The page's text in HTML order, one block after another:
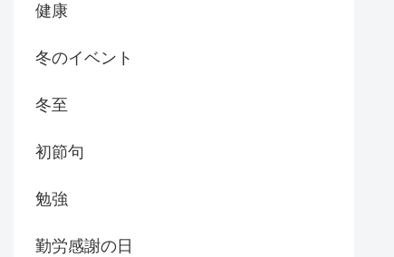
健康
冬のイベント
冬至
初節句
勉強
勤労感謝の日